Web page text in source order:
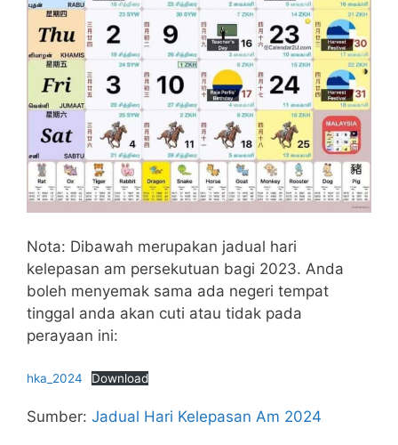
Nota: Dibawah merupakan jadual hari
kelepasan am persekutuan bagi 2023. Anda
boleh menyemak sama ada negeri tempat
tinggal anda akan cuti atau tidak pada
perayaan ini:
hka_2024 Download
Sumber: Jadual Hari Kelepasan Am 2024